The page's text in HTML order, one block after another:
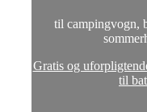
til campingvogn,
Gratis og
til